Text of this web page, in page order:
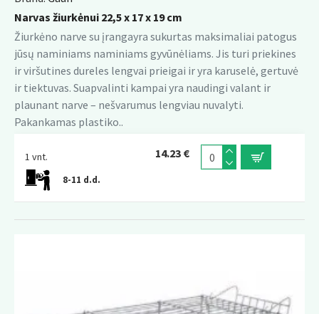
Narvas žiurkėnui 22,5 x 17 x 19 cm
Žiurkėno narve su įrangayra sukurtas maksimaliai patogus
jūsų naminiams naminiams gyvūnėliams. Jis turi priekines
ir viršutines dureles lengvai prieigai ir yra karuselė, gertuvė
ir tiektuvas. Suapvalinti kampai yra naudingi valant ir
plaunant narve – nešvarumus lengviau nuvalyti.
Pakankamas plastiko..
1 vnt.
8-11 d.d.
14.23 €